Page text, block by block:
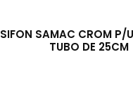
SIFON SAMAC CROM P/
TUBO DE 25CM